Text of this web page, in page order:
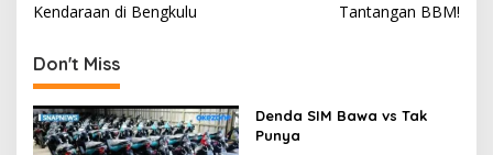
navigation
Kendaraan di Bengkulu
Tantangan BBM!
Don't Miss
Denda SIM Bawa vs Tak
Punya